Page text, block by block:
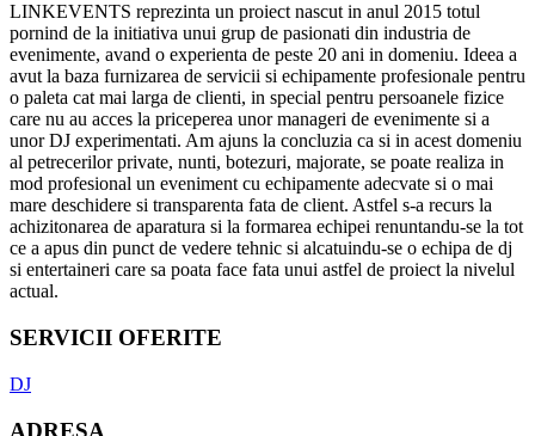
LINKEVENTS reprezinta un proiect nascut in anul 2015 totul
pornind de la initiativa unui grup de pasionati din industria de
evenimente, avand o experienta de peste 20 ani in domeniu. Ideea a
avut la baza furnizarea de servicii si echipamente profesionale pentru
o paleta cat mai larga de clienti, in special pentru persoanele fizice
care nu au acces la priceperea unor manageri de evenimente si a
unor DJ experimentati. Am ajuns la concluzia ca si in acest domeniu
al petrecerilor private, nunti, botezuri, majorate, se poate realiza in
mod profesional un eveniment cu echipamente adecvate si o mai
mare deschidere si transparenta fata de client. Astfel s-a recurs la
achizitonarea de aparatura si la formarea echipei renuntandu-se la tot
ce a apus din punct de vedere tehnic si alcatuindu-se o echipa de dj
si entertaineri care sa poata face fata unui astfel de proiect la nivelul
actual.
SERVICII OFERITE
DJ
ADRESA